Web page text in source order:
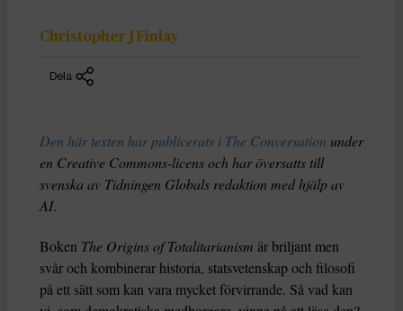
Christopher J Finlay
Dela
Den här texten har publicerats i The Conversation under
en Creative Commons-licens och har översatts till
svenska av Tidningen Globals redaktion med hjälp av
AI.
Boken The Origins of Totalitarianism är briljant men
svår och kombinerar historia, statsvetenskap och filosofi
på ett sätt som kan vara mycket förvirrande. Så vad kan